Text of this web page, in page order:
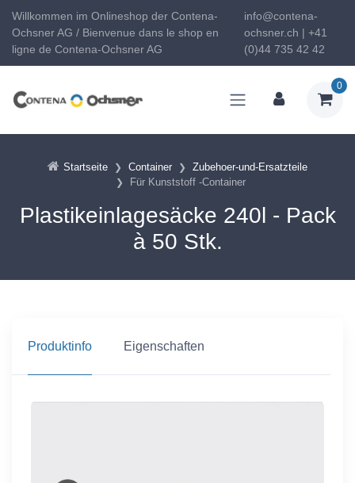
Willkommen im Onlineshop der Contena-
Ochsner AG / Bienvenue dans le shop en
ligne de Contena-Ochsner AG
info@contena-
ochsner.ch | +41
(0)44 735 42 42
0
Startseite Container
Zubehoer-und-Ersatzteile
Für Kunststoff -Container
Plastikeinlagesäcke 240l - Pack
à 50 Stk.
Produktinfo Eigenschaften